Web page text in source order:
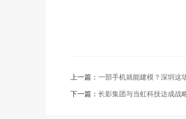
上一篇： 一部手机就能建模？深圳这
下一篇： 长影集团与当虹科技达成战